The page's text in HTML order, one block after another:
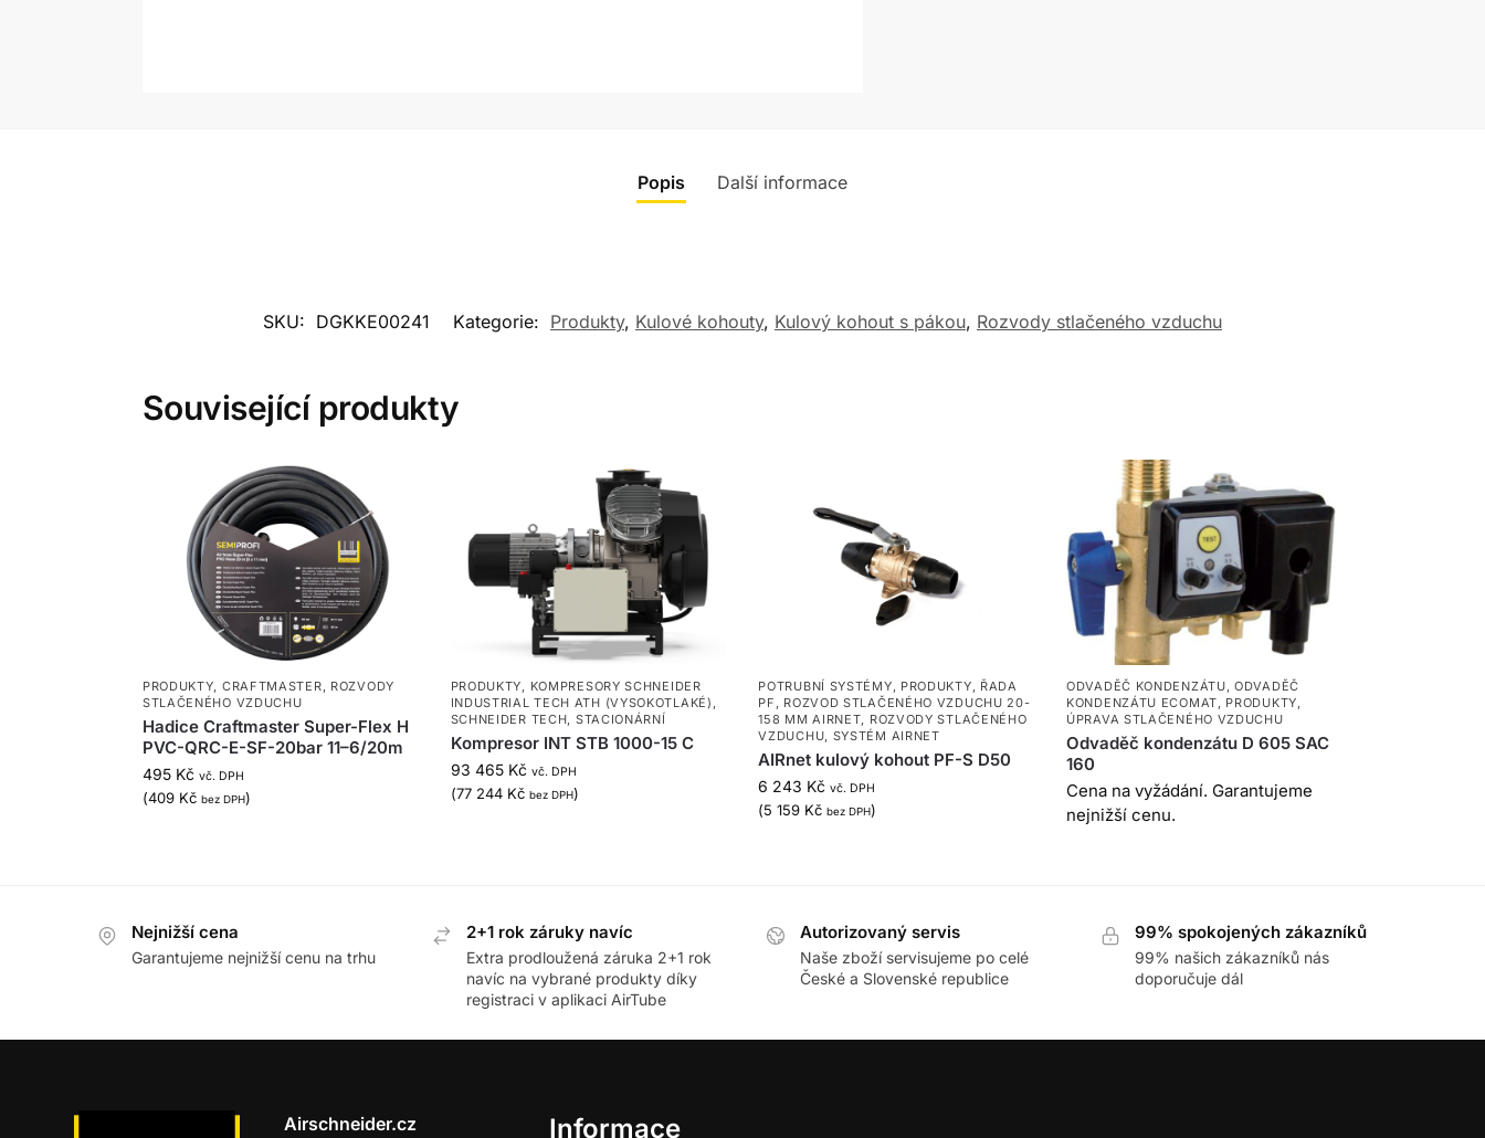
Popis Další informace
SKU: DGKKE00241 Kategorie: Produkty, Kulové kohouty, Kulový kohout s pákou, Rozvody stlačeného vzduchu
Související produkty
PRODUKTY, CRAFTMASTER, ROZVODY
STLAČENÉHO VZDUCHU
Hadice Craftmaster Super-Flex H
PVC-QRC-E-SF-20bar 11–6/20m
495 Kč vč. DPH
(409 Kč bez DPH)
PRODUKTY, KOMPRESORY SCHNEIDER
INDUSTRIAL TECH ATH (VYSOKOTLAKÉ) ,
SCHNEIDER TECH, STACIONÁRNÍ
Kompresor INT STB 1000-15 C
93 465 Kč vč. DPH
(77 244 Kč bez DPH)
POTRUBNÍ SYSTÉMY, PRODUKTY, ŘADA
PF , ROZVOD STLAČENÉHO VZDUCHU 20-
158 MM AIRNET, ROZVODY STLAČENÉHO
VZDUCHU, SYSTÉM AIRNET
AIRnet kulový kohout PF-S D50
6 243 Kč vč. DPH
(5 159 Kč bez DPH)
ODVADĚČ KONDENZÁTU,ODVADĚČ
KONDENZÁTU ECOMAT, PRODUKTY,
ÚPRAVA STLAČENÉHO VZDUCHU
Odvaděč kondenzátu D 605 SAC
160
Cena na vyžádání. Garantujeme
nejnižší cenu.
Nejnižší cena
Garantujeme nejnižší cenu na trhu
2+1 rok záruky navíc
Extra prodloužená záruka 2+1 rok
navíc na vybrané produkty díky
registraci v aplikaci AirTube
Autorizovaný servis
Naše zboží servisujeme po celé
České a Slovenské republice
99% spokojených zákazníků
99% našich zákazníků nás
doporučuje dál
Airschneider.cz Informace